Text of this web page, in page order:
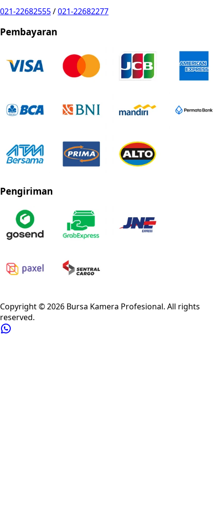
021-22682555/021-22682277
Pembayaran
Pengiriman
Copyright ©2026 Bursa Kamera Profesional. All rights
reserved.